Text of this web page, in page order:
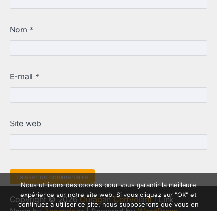
Nom *
E-mail *
Site web
Copyright © 2026Ouragan Cerfvolant| Link
Nous utilisons des cookies pour vous garantir la meilleure
expérience sur notre site web. Si vous cliquez sur "OK" et
continuez à utiliser ce site, nous supposerons que vous en